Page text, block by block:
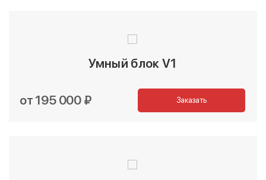
Умный блок V1
от 195 000 ₽ Заказать